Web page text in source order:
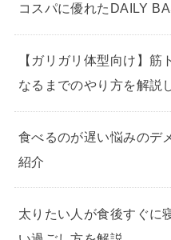
コスパに優れたDAILY
【ガリガリ体型向け】筋
なるまでのやり方を解説
食べるのが遅い悩みのデ
紹介
太りたい人が食後すぐに